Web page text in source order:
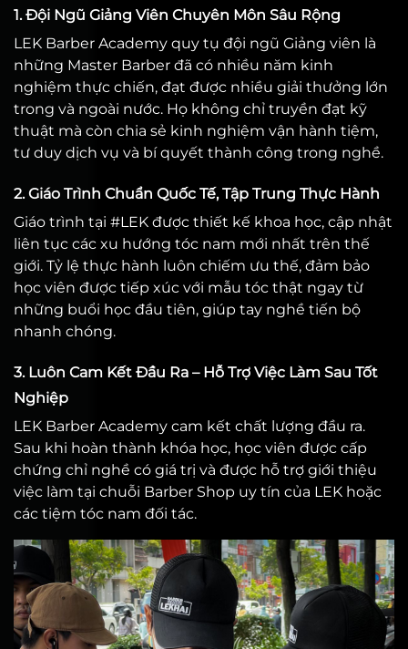
1. Đội Ngũ Giảng Viên Chuyên Môn Sâu Rộng
LEK Barber Academy quy tụ đội ngũ Giảng viên là
những Master Barber đã có nhiều năm kinh
nghiệm thực chiến, đạt được nhiều giải thưởng lớn
trong và ngoài nước. Họ không chỉ truyền đạt kỹ
thuật mà còn chia sẻ kinh nghiệm vận hành tiệm,
tư duy dịch vụ và bí quyết thành công trong nghề.
2. Giáo Trình Chuẩn Quốc Tế, Tập Trung Thực Hành
Giáo trình tại #LEK được thiết kế khoa học, cập nhật
liên tục các xu hướng tóc nam mới nhất trên thế
giới. Tỷ lệ thực hành luôn chiếm ưu thế, đảm bảo
học viên được tiếp xúc với mẫu tóc thật ngay từ
những buổi học đầu tiên, giúp tay nghề tiến bộ
nhanh chóng.
3. Luôn Cam Kết Đầu Ra – Hỗ Trợ Việc Làm Sau Tốt
Nghiệp
LEK Barber Academy cam kết chất lượng đầu ra.
Sau khi hoàn thành khóa học, học viên được cấp
chứng chỉ nghề có giá trị và được hỗ trợ giới thiệu
việc làm tại chuỗi Barber Shop uy tín của LEK hoặc
các tiệm tóc nam đối tác.